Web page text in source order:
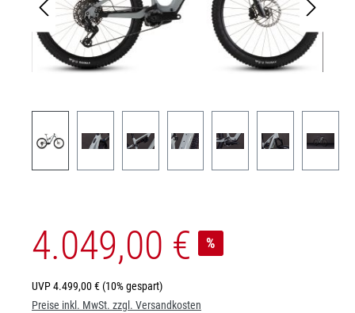
4.049,00 € %
UVP4.499,00 €(10% gespart)
Preise inkl. MwSt. zzgl. Versandkosten